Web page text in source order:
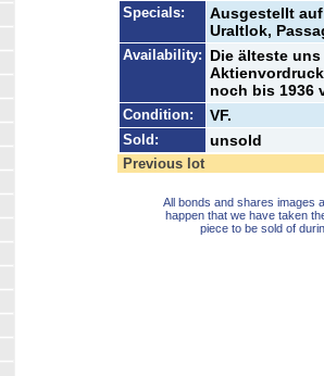
Specials:
Ausgestellt
Uraltlok,
Availability: Die älteste
noch bis 1936
Condition: VF.
Sold: unsold
Previous lot
All bonds and shares images
happen that we have taken
piece to be sold of